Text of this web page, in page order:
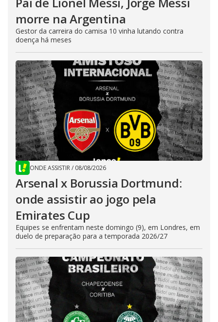
morre na Argentina
Gestor da carreira do camisa 10 vinha lutando contra
doença há meses
ONDE ASSISTIR/ 08/08/2026
Arsenal x Borussia Dortmund:
onde assistir ao jogo pela
Emirates Cup
Equipes se enfrentam neste domingo (9), em Londres, em
duelo de preparação para a temporada 2026/27